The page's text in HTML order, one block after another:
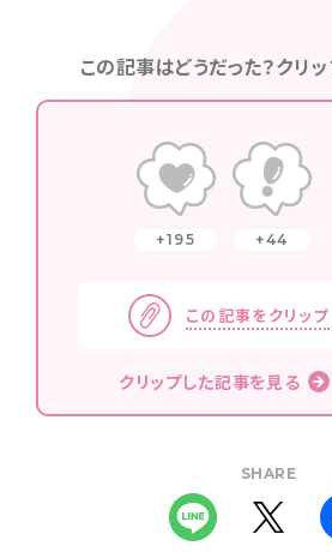
この記事はどうだった？クリ
195 44
この記事をクリップ
クリップした記事を見る
SHARE